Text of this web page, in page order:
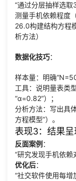
“通过分层抽样选
测量手机依赖程度
26.0构建结构方程
析方法）
数据化技巧：
样本量：明确
工具：说明量表类
“α=0.82”）；
分析方法：写出具
方程模型”）。
表现3：结果呈
反面案例 ：
“研究发现手机依赖
优化后：
“社交软件使用每